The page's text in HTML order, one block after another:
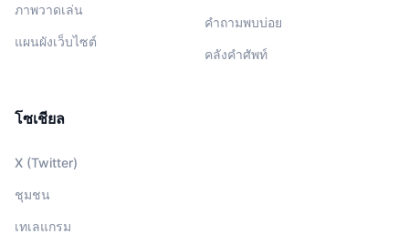
ภาพวาดเล่น
แผนผังเว็บไซต์
คำถามพบบ่อย
คลังคำศัพท์
โซเชียล
X (Twitter)
ชุมชน
เทเลแกรม